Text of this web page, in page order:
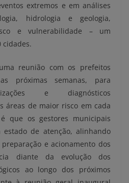
extremos e em análises
hidrologia e geologia,
e vulnerabilidade – um
cidades.
reunião com os prefeitos
próximas semanas, para
e diagnósticos
áreas de maior risco em cada
que os gestores municipais
de atenção, alinhando
e acionamento dos
diante da evolução dos
ao longo dos próximos